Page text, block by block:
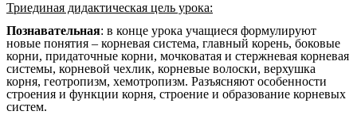
Триединая дидактическая цель урока:
Познавательная: в конце урока учащиеся формулируют
новые понятия – корневая система, главный корень, боковые
корни, придаточные корни, мочковатая и стержневая корневая
системы, корневой чехлик, корневые волоски, верхушка
корня, геотропизм, хемотропизм. Разъясняют особенности
строения и функции корня, строение и образование корневых
систем.